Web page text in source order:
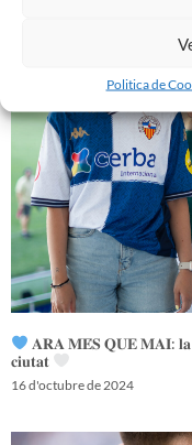
Politica de
𝑽𝒆𝒏𝒊𝒎 𝒅’𝒖𝒏𝒂 𝒈𝒓𝒂𝒏 𝒃𝒂𝒕𝒂𝒍𝒍𝒂…𝒊
𝐀𝐑𝐀 𝐌𝐄́𝐒 𝐐𝐔𝐄 𝐌𝐀𝐈: 𝐥𝐚
𝐜𝐢𝐮𝐭𝐚𝐭
16 d'octubre de 2024